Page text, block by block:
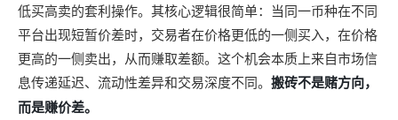
低买高卖的套利操作。其核心逻辑很简单：当同一币种在不同
平台出现短暂价差时，交易者在价格更低的一侧买入，在价格
更高的一侧卖出，从而赚取差额。这个机会本质上来自市场信
息传递延迟、流动性差异和交易深度不同。 搬砖不是赌方向，
而是赚价差。